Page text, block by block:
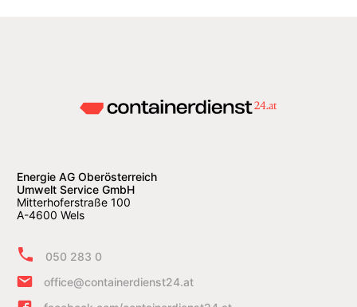
Energie AG Oberösterreich
Umwelt Service GmbH
Mitterhoferstraße 100
A-4600 Wels
050 283 0
office@containerdienst24.at